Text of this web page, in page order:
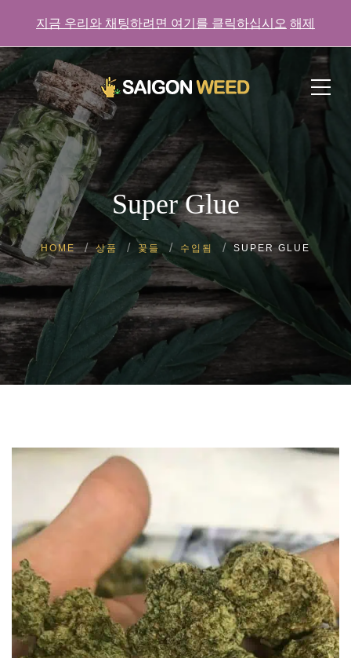
지금 우리와 채팅하려면 여기를 클릭하세요!
Super Glue
HOME 상품 꽃들 수입됨 SUPER GLUE
지금 우리와 채팅하려면 여기를 클릭하십시오 해제